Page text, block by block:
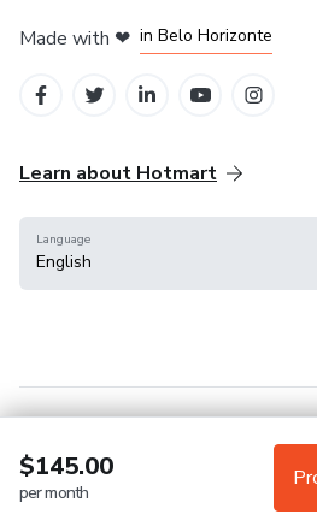
$145.00
per month
Made with ❤ in Belo Horizonte
Learn about Hotmart
Language
English
Help Center
Hotmart — 2011-2026 © All rights